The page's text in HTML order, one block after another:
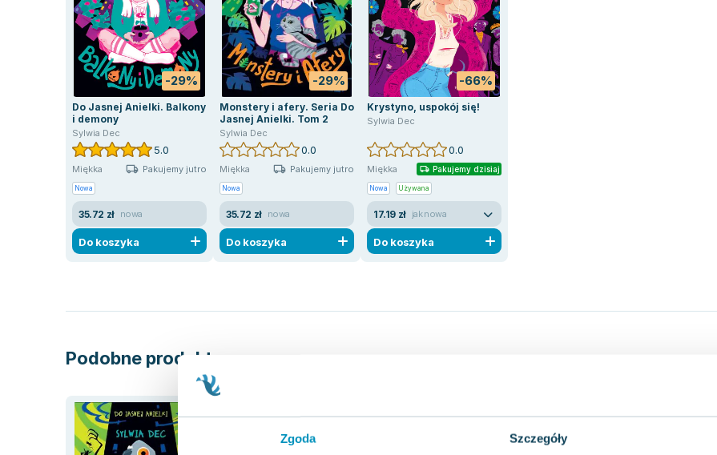
Zgoda Szczegóły
-29%
Do Jasnej Anielki. Balkony
i demony
Sylwia Dec
5.0
Miękka Pakujemy jutro
Nowa
35.72 zł nowa
Do koszyka
-29%
Monstery i afery. Seria Do
Jasnej Anielki. Tom 2
Sylwia Dec
0.0
Miękka Pakujemy jutro
Nowa
35.72 zł nowa
Do koszyka
-66%
Krystyno, uspokój się!
Sylwia Dec
0.0
Miękka Pakujemy dzisiaj
Nowa Używana
17.19 zł jak nowa
Do koszyka
Podobne produkty